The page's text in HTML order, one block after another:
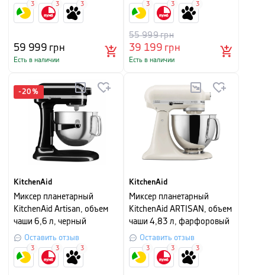
59 999грн
Есть в наличии
3 3 3
39 199грн
55 999грн
Есть в наличии
3 3 3
-20 %
KitchenAid
Миксер планетарный
KitchenAid Artisan, объем
чаши 6,6 л, черный
Оставить отзыв
3 3 3
KitchenAid
Миксер планетарный
KitchenAid ARTISAN, объем
чаши 4,83 л, фарфоровый
белый
Оставить отзыв
3 3 3